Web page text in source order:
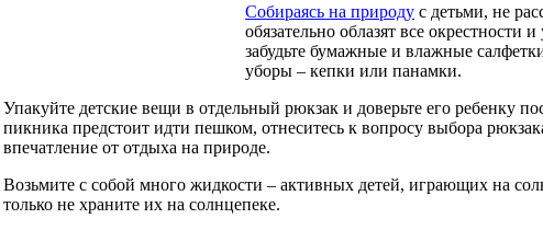
Собираясь на природу с детьми, не
обязательно облазят все окрестности
забудьте бумажные и влажные
уборы – кепки или панамки.
Упакуйте детские вещи в отдельный рюкзак и доверьте его ребенку
пикника предстоит идти пешком, отнеситесь к вопросу выбора
впечатление от отдыха на природе.
Возьмите с собой много жидкости – активных детей, играющих на
только не храните их на солнцепеке.